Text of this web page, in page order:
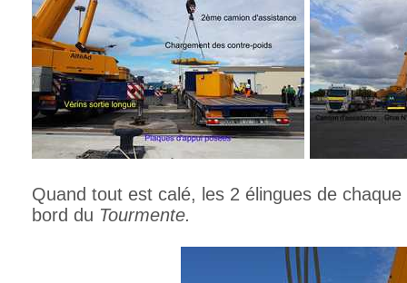
Quand tout est calé, les 2 élingues de
bord du Tourmente.